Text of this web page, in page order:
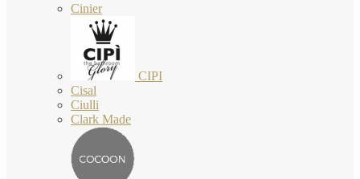
Cinier
CIPI
Cisal
Ciulli
Clark Made